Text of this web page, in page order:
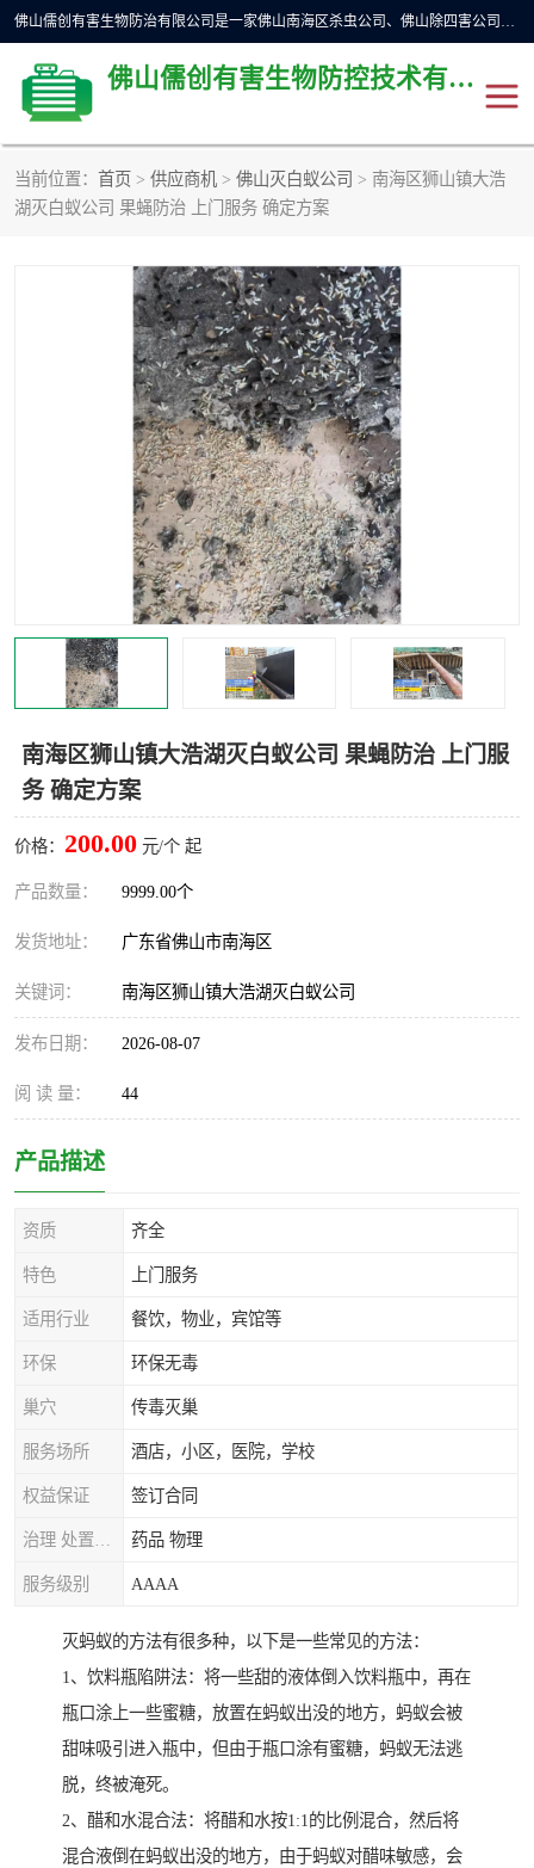
佛山儒创有害生物防治有限公司是一家佛山南海区杀虫公司、佛山除四害公司、佛山灭白蚁公司、佛山白蚁防治公司，让您远离虫害困扰。要问佛山白蚁防治哪家好？佛山儒创有害生物防治有限公司全佛山、广州，正规公司，上门勘查，可靠，售后有保障。
佛山儒创有害生物防控技术有限公司
当前位置： 首页 > 供应商机 > 佛山灭白蚁公司 > 南海区狮山镇大浩
湖灭白蚁公司 果蝇防治 上门服务 确定方案
南海区狮山镇大浩湖灭白蚁公司 果蝇防治 上门服
务 确定方案
价格： 200.00 元/个 起
产品数量： 9999.00个
发货地址： 广东省佛山市南海区
关键词： 南海区狮山镇大浩湖灭白蚁公司
发布日期： 2026-08-07
阅 读 量： 44
产品描述
资质 齐全
特色 上门服务
适用行业 餐饮，物业，宾馆等
环保 环保无毒
巢穴 传毒灭巢
服务场所 酒店，小区，医院，学校
权益保证 签订合同
药品 物理
服务级别 AAAA
灭蚂蚁的方法有很多种，以下是一些常见的方法：
1、饮料瓶陷阱法：将一些甜的液体倒入饮料瓶中，再在
瓶口涂上一些蜜糖，放置在蚂蚁出没的地方，蚂蚁会被
甜味吸引进入瓶中，但由于瓶口涂有蜜糖，蚂蚁无法逃
脱，终被淹死。
2、醋和水混合法：将醋和水按1:1的比例混合，然后将
混合液倒在蚂蚁出没的地方，由于蚂蚁对醋味敏感，会
除四害公司 佛山杀虫
佛山白蚁防治公司
佛山灭白蚁公司 佛山杀虫公司
佛山除四害公司 灭鼠
消杀
灭跳蚤
灭蟑螂
果蝇防治
害虫防治